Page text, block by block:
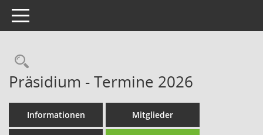
Toggle navigation
Rechercheauswahl
Präsidium - Termine 2026
Informationen Mitglieder